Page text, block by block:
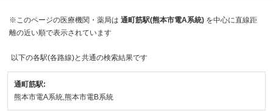
※このページの医療機関・薬局は 通町筋駅(熊本市電A系統) を中心に直線距
離の近い順で表示されています
以下の各駅(各路線)と共通の検索結果です
通町筋駅:
熊本市電A系統,熊本市電B系統